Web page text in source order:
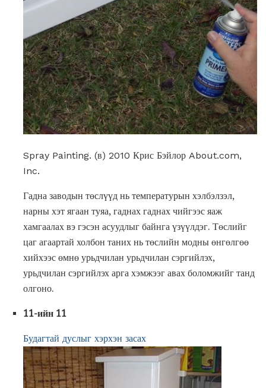
Spray Painting. (в) 2010 Крис Бэйлор About.com,
Inc.
Гадна заводын төслүүд нь температурын хэлбэлзэл,
нарны хэт ягаан туяа, гаднах гаднах чийгээс яаж
хамгаалах вэ гэсэн асуудлыг байнга үзүүлдэг. Төслийг
цаг агаартай холбон таних нь төслийн модны өнгөлгөө
хийхээс өмнө урьдчилан урьдчилан сэргийлэх,
урьдчилан сэргийлэх арга хэмжээг авах боломжийг танд
олгоно.
11-ийн 11
Будагтай дуслыг хэрхэн засах